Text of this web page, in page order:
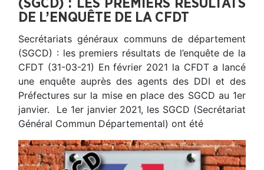
(SGCD) : LES PREMIERS RÉSULTATS
DE L’ENQUÊTE DE LA CFDT
Secrétariats généraux communs de département
(SGCD) : les premiers résultats de l’enquête de la
CFDT (31-03-21) En février 2021 la CFDT a lancé
une enquête auprès des agents des DDI et des
Préfectures sur la mise en place des SGCD au 1er
janvier. Le 1er janvier 2021, les SGCD (Secrétariat
Général Commun Départemental) ont été